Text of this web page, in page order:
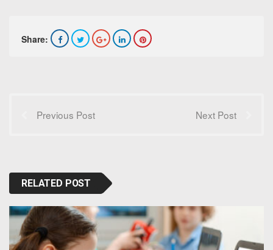
Share:
Previous Post Next Post
RELATED POST